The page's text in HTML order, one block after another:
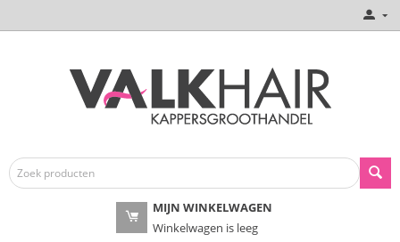
MIJN WINKELWAGEN
Winkelwagen is leeg